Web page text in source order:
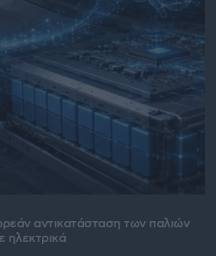
αντικατάσταση των παλιών
ηλεκτρικά